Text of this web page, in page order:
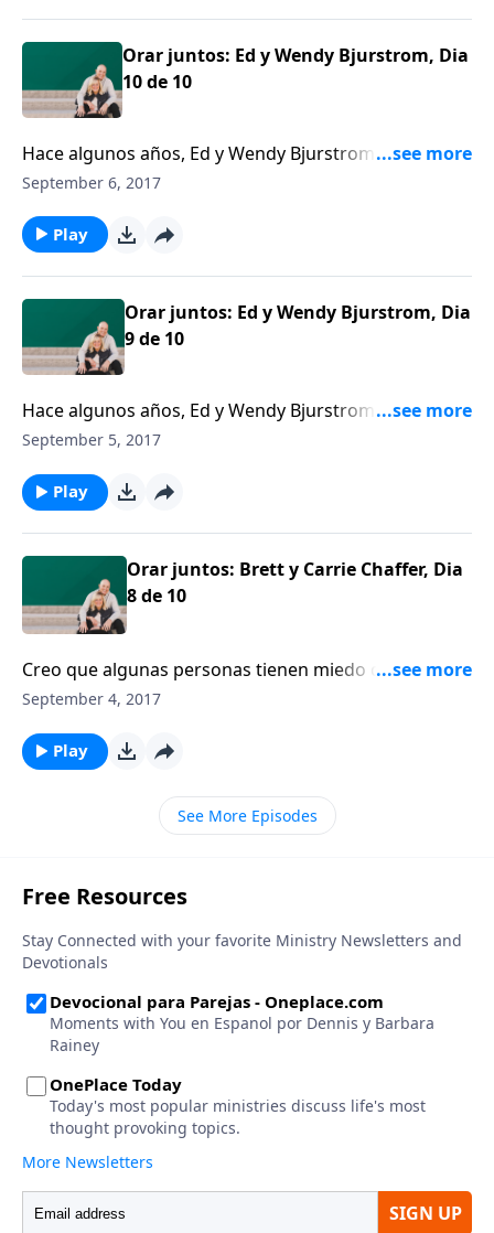
Orar juntos: Ed y Wendy Bjurstrom, Dia
10 de 10
Hace algunos años, Ed y Wendy Bjurstrom
respondieron al desafío de Dennis Rainey de
afirma que esto ha marcado una diferencia.
September 6, 2017
Play
Orar juntos: Ed y Wendy Bjurstrom, Dia
9 de 10
Hace algunos años, Ed y Wendy Bjurstrom
respondieron al desafío de Dennis Rainey de
afirma que esto ha marcado una diferencia.
September 5, 2017
Play
Orar juntos: Brett y Carrie Chaffer, Dia
8 de 10
Creo que algunas personas tienen miedo de orar
juntas a causa de lo que eso podría exponer acerca
oración durante esta serie y sobre el poder de la
oración en una relación de matrimonio.
September 4, 2017
Play
See More Episodes